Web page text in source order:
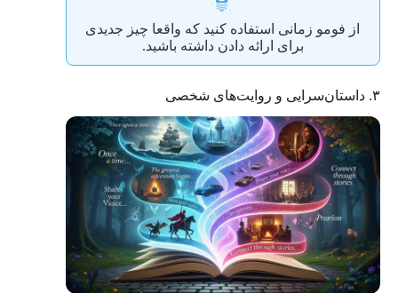
از فومو زمانی استفاده کنید که واقعا چیز جدیدی
برای ارائه دادن داشته باشید.
۳. داستان‌سرایی و روایت‌های شخصی